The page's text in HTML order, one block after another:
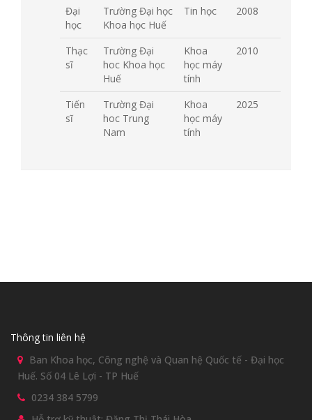
Đại
học
Trường Đại học
Khoa học Huế
Tin học 2008
Thạc
sĩ
Trường Đại
hoc Khoa học
Huế
Khoa
học máy
tính
2010
Tiến
sĩ
Trường Đại
hoc Trung
Nam
Khoa
học máy
tính
2025
Thông tin liên hệ
Ban Khoa học, Công nghệ và Quan hệ Quốc tế - Đại học
Huế. Số 04 Lê Lợi - TP Huế
0234 384 5799